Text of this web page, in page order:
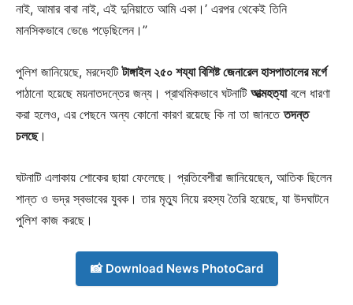
নাই, আমার বাবা নাই, এই দুনিয়াতে আমি একা।’ এরপর থেকেই তিনি
মানসিকভাবে ভেঙে পড়েছিলেন।”
পুলিশ জানিয়েছে, মরদেহটিটাঙ্গাইল ২৫০ শয্যা বিশিষ্ট জেনারেল হাসপাতালের মর্গে
পাঠানো হয়েছে ময়নাতদন্তের জন্য। প্রাথমিকভাবে ঘটনাটি আত্মহত্যাবলে ধারণা
করা হলেও, এর পেছনে অন্য কোনো কারণ রয়েছে কি না তা জানতেতদন্ত
চলছে।
ঘটনাটি এলাকায় শোকের ছায়া ফেলেছে। প্রতিবেশীরা জানিয়েছেন, আতিক ছিলেন
শান্ত ও ভদ্র স্বভাবের যুবক। তার মৃত্যু নিয়ে রহস্য তৈরি হয়েছে, যা উদঘাটনে
পুলিশ কাজ করছে।
📸 Download News PhotoCard